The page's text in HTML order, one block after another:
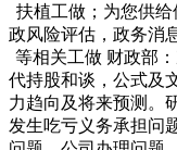
扶植工做；为您供
政风险评估，政务消
等相关工做 财政部
代持股和谈，公式及
力趋向及将来预测。
发生吃亏义务承担问